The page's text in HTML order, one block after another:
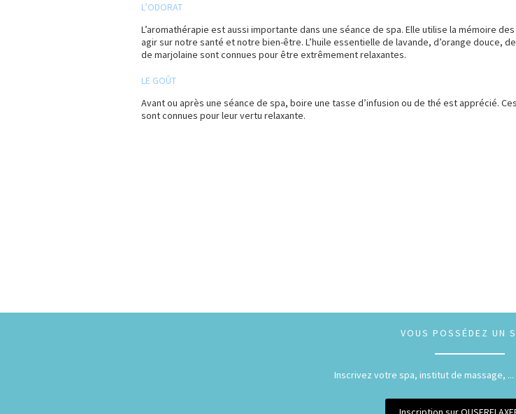
L’ODORAT
L’aromathérapie est aussi importante dans une séance de spa. Elle utilise la mémoire
agir sur notre santé et notre bien-être. L’huile essentielle de lavande, d’orange douce,
de marjolaine sont connues pour être extrêmement relaxantes.
LE GOÛT
Avant ou après une séance de spa, boire une tasse d’infusion ou de thé est apprécié.
sont connues pour leur vertu relaxante.
VOUS POSSÉDEZ UN
Inscrivez votre spa, institut de massage, ...